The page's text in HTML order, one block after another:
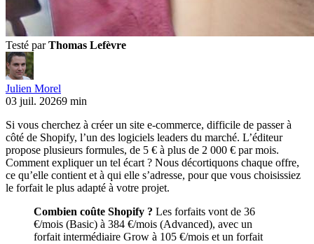
Testé parThomas Lefèvre
Julien Morel
03 juil. 20269 min
Si vous cherchez à créer un site e-commerce, difficile de passer à
côté de Shopify, l’un des logiciels leaders du marché. L’éditeur
propose plusieurs formules, de 5 € à plus de 2 000 € par mois.
Comment expliquer un tel écart ? Nous décortiquons chaque offre,
ce qu’elle contient et à qui elle s’adresse, pour que vous choisissiez
le forfait le plus adapté à votre projet.
Combien coûte Shopify ? Les forfaits vont de 36
€/mois (Basic) à 384 €/mois (Advanced), avec un
forfait intermédiaire Grow à 105 €/mois et un forfait